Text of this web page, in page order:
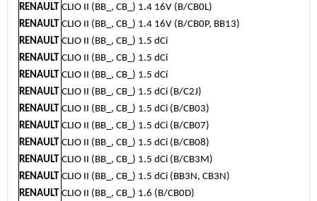
RENAULT CLIO II (BB_, CB_) 1.4 16V (B/CB0L)
RENAULT CLIO II (BB_, CB_) 1.4 16V (B/CB0P, BB13)
RENAULT CLIO II (BB_, CB_) 1.5 dCi
RENAULT CLIO II (BB_, CB_) 1.5 dCi
RENAULT CLIO II (BB_, CB_) 1.5 dCi
RENAULT CLIO II (BB_, CB_) 1.5 dCi (B/C2J)
RENAULT CLIO II (BB_, CB_) 1.5 dCi (B/CB03)
RENAULT CLIO II (BB_, CB_) 1.5 dCi (B/CB07)
RENAULT CLIO II (BB_, CB_) 1.5 dCi (B/CB08)
RENAULT CLIO II (BB_, CB_) 1.5 dCi (B/CB3M)
RENAULT CLIO II (BB_, CB_) 1.5 dCi (BB3N, CB3N)
RENAULT CLIO II (BB_, CB_) 1.6 (B/CB0D)